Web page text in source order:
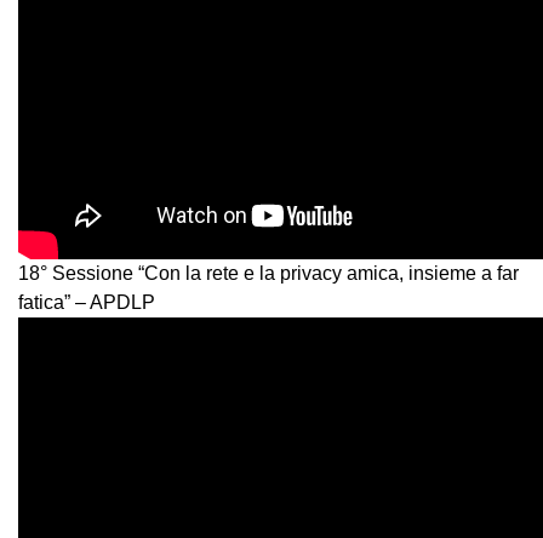
18° Sessione “Con la rete e la privacy amica, insieme a far
fatica” – APDLP